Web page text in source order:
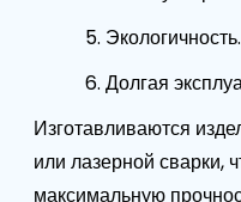
Экологичность.
Долгая
Изготавливаются
или лазерной сварки,
максимальную